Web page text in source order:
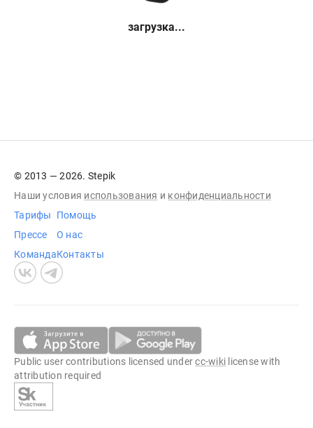
загрузка...
© 2013 — 2026. Stepik
Наши условия использования и конфиденциальности
Тарифы
Прессе
Команда
Помощь
О нас
Контакты
Public user contributions licensed undercc-wiki license with
attribution required